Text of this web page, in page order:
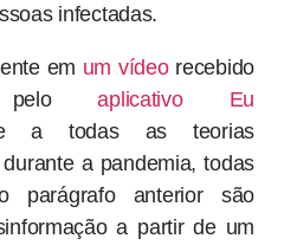
infectadas.
em um vídeorecebido
aplicativo Eu
a todas as teorias
a pandemia, todas
parágrafo anterior são
a partir de um